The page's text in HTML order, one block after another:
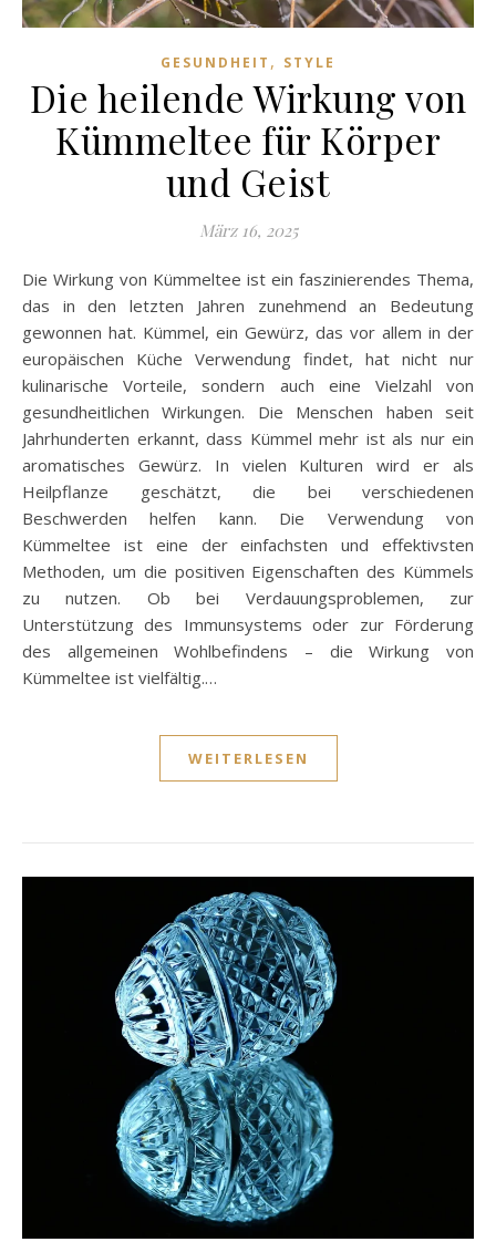
GESUNDHEIT , STYLE
Die heilende Wirkung von
Kümmeltee für Körper
und Geist
März 16, 2025
Die Wirkung von Kümmeltee ist ein faszinierendes Thema,
das in den letzten Jahren zunehmend an Bedeutung
gewonnen hat. Kümmel, ein Gewürz, das vor allem in der
europäischen Küche Verwendung findet, hat nicht nur
kulinarische Vorteile, sondern auch eine Vielzahl von
gesundheitlichen Wirkungen. Die Menschen haben seit
Jahrhunderten erkannt, dass Kümmel mehr ist als nur ein
aromatisches Gewürz. In vielen Kulturen wird er als
Heilpflanze geschätzt, die bei verschiedenen
Beschwerden helfen kann. Die Verwendung von
Kümmeltee ist eine der einfachsten und effektivsten
Methoden, um die positiven Eigenschaften des Kümmels
zu nutzen. Ob bei Verdauungsproblemen, zur
Unterstützung des Immunsystems oder zur Förderung
des allgemeinen Wohlbefindens – die Wirkung von
Kümmeltee ist vielfältig.…
WEITERLESEN